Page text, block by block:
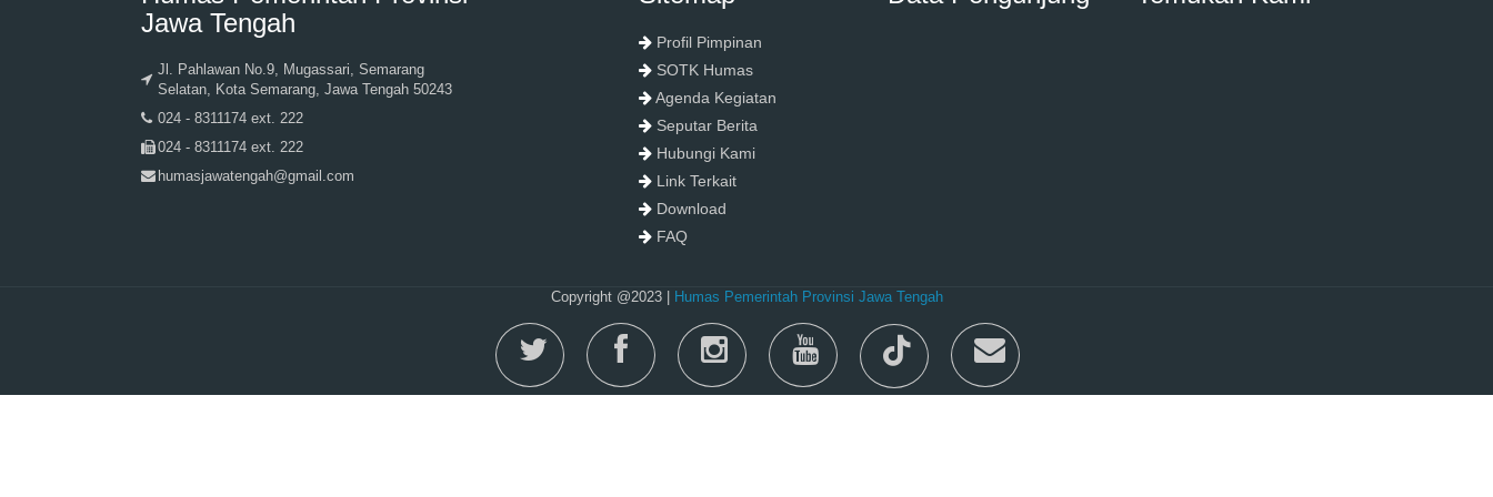
Jawa Tengah
Jl. Pahlawan No.9, Mugassari, Semarang
Selatan, Kota Semarang, Jawa Tengah 50243
024 - 8311174 ext. 222
024 - 8311174 ext. 222
humasjawatengah@gmail.com
Profil Pimpinan
SOTK Humas
Agenda Kegiatan
Seputar Berita
Hubungi Kami
Link Terkait
Download
FAQ
Copyright @2023 | Humas Pemerintah Provinsi Jawa Tengah